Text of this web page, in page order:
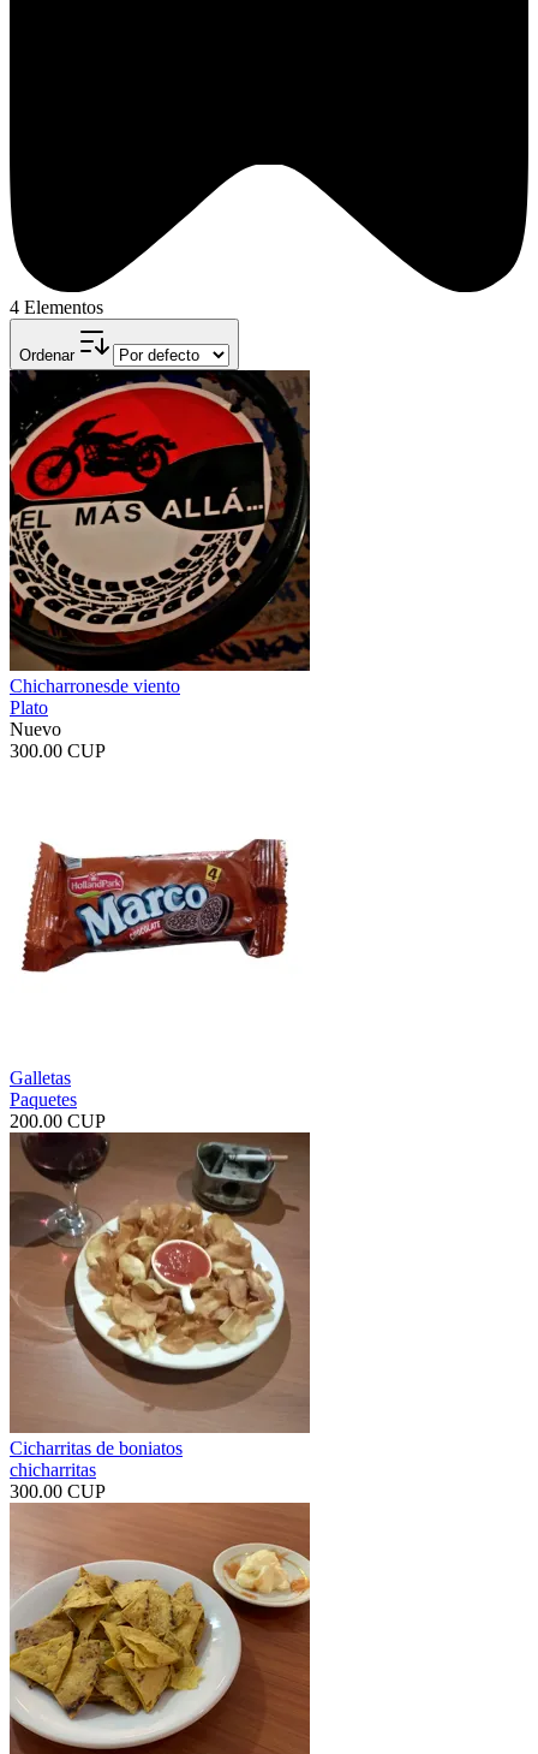
4 Elementos
Ordenar
Chicharronesde viento
Plato
Nuevo
300.00 CUP
Galletas
Paquetes
200.00 CUP
Cicharritas de boniatos
chicharritas
300.00 CUP